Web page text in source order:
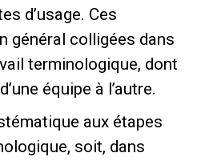
d’usage. Ces
général colligées dans
terminologique, dont
équipe à l’autre.
aux étapes
soit, dans